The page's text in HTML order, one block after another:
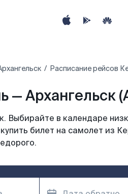
Расписание рейсов
— Архангельск
Выбирайте в календаре
билет на самолет из